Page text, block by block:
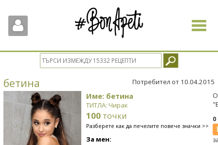
Toggle
бетина Потребител от 10.04.2015
Име: бетина
ТИТЛА: Чирак
100 точки
Разберете как да печелите повече значки >>
За мен: